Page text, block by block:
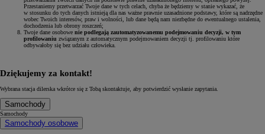
Przestaniemy przetwarzać Twoje dane w tych celach, chyba że będziemy w stanie wykazać, że
w stosunku do tych danych istnieją dla nas ważne prawnie uzasadnione podstawy, które są nadrzędne
wobec Twoich interesów, praw i wolności, lub dane będą nam niezbędne do ewentualnego ustalenia,
dochodzenia lub obrony roszczeń;
Twoje dane osobowe nie podlegają zautomatyzowanemu podejmowaniu decyzji, w tym
profilowaniu związanym z automatycznym podejmowaniem decyzji tj. profilowaniu które
odbywałoby się bez udziału człowieka.
Dziękujemy za kontakt!
Wybrana stacja dilerska wkrótce się z Tobą skontaktuje, aby potwierdzić wysłanie zapytania.
Samochody
Samochody
Samochody osobowe